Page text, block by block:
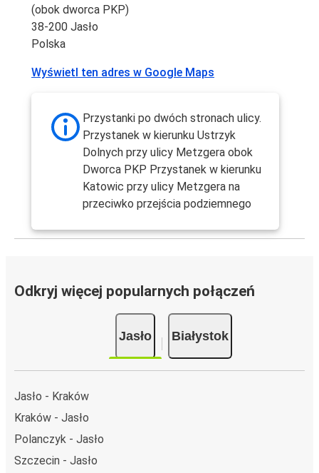
(obok dworca PKP)
38-200 Jasło
Polska
Wyświetl ten adres w Google Maps
Przystanki po dwóch stronach ulicy.
Przystanek w kierunku Ustrzyk
Dolnych przy ulicy Metzgera obok
Dworca PKP Przystanek w kierunku
Katowic przy ulicy Metzgera na
przeciwko przejścia podziemnego
Odkryj więcej popularnych połączeń
Jasło Białystok
Jasło - Kraków
Kraków - Jasło
Polanczyk - Jasło
Szczecin - Jasło